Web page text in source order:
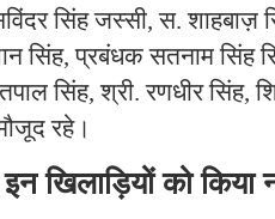
सिंह जस्सी, स. शाहबाज़
सिंह, प्रबंधक सतनाम सिंह
सिंह, श्री. रणधीर सिंह,
रहे।
खिलाड़ियों को किया